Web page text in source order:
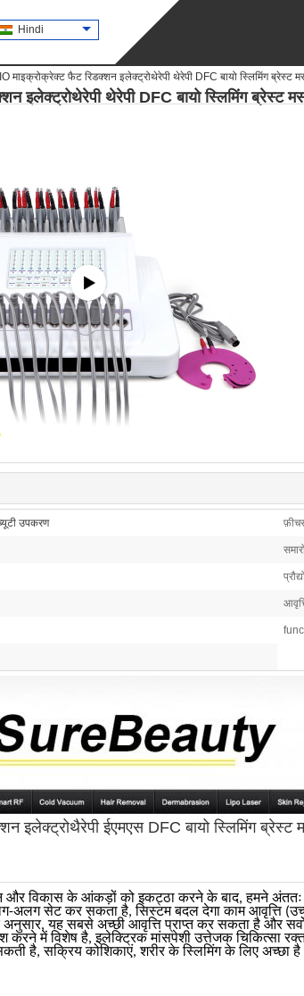
Hindi
माइक्रोक्रेक्ट फैट रिडक्शन इलेक्ट्रोथेरेपी थेरेपी DFC बायो स्लिमिंग ब्रेस्ट
इलेक्ट्रोथेरेपी थेरेपी DFC बायो स्लिमिंग ब्रेस्ट
उपकरण
इलेक्ट्रोथैरेपी ईएमएस DFC बायो स्लिमिंग ब्रेस्ट
और विकास के आंकड़ों को इकट्ठा करने के बाद, हमने
अलग सेट कर सकता है, सिस्टम बदल देगा काम आवृत्ति
अनुसार, यह सबसे अच्छी आवृत्ति प्राप्त कर सकता है और
करने में विशेष है, इलेक्ट्रिक मांसपेशी उत्तेजक चिकित्सा
है, सक्रिय कोशिकाएं, शरीर के स्लिमिंग के लिए अच्छा